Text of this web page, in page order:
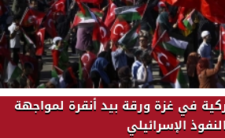
في غزة ورقة بيد أنقرة لمواجهة
النفوذ الإسرائيلي